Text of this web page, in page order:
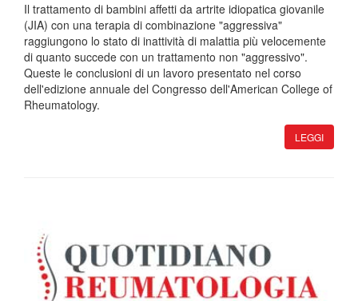
Il trattamento di bambini affetti da artrite idiopatica giovanile
(JIA) con una terapia di combinazione "aggressiva"
raggiungono lo stato di inattività di malattia più velocemente
di quanto succede con un trattamento non "aggressivo".
Queste le conclusioni di un lavoro presentato nel corso
dell'edizione annuale del Congresso dell'American College of
Rheumatology.
LEGGI